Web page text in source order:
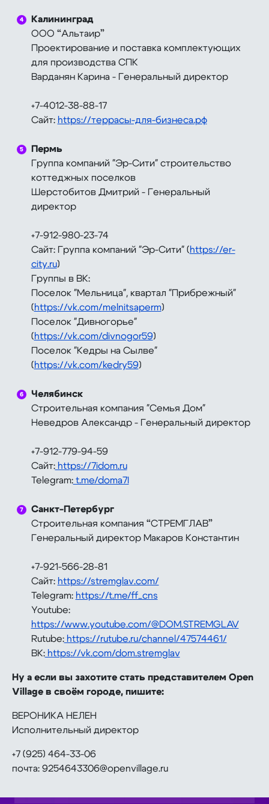
Калининград
ООО “Альтаир”
Проектирование и поставка комплектующих
для производства СПК
Варданян Карина - Генеральный директор
+7-4012-38-88-17
Сайт: https://террасы-для-бизнеса.рф
Пермь
Группа компаний "Эр-Сити" строительство
коттеджных поселков
Шерстобитов Дмитрий - Генеральный
директор
+7-912-980-23-74
Сайт: Группа компаний "Эр-Сити" (https://er-
city.ru)
Группы в ВК:
Поселок "Мельница", квартал "Прибрежный"
(https://vk.com/melnitsaperm)
Поселок "Дивногорье"
(https://vk.com/divnogor59)
Поселок "Кедры на Сылве"
(https://vk.com/kedry59)
Челябинск
Строительная компания "Семья Дом"
Неведров Александр - Генеральный директор
+7-912-779-94-59
Сайт:https://7idom.ru
Telegram:t.me/doma7I
Санкт-Петербург
Строительная компания “СТРЕМГЛАВ”
Генеральный директор Макаров Константин
+7-921-566-28-81
Сайт: https://stremglav.com/
Telegram: https://t.me/ff_cns
Youtube:
https://www.youtube.com/@DOM.STREMGLAV
Rutube:https://rutube.ru/channel/47574461/
ВК:https://vk.com/dom.stremglav
Ну а если вы захотите стать представителем Open
Village в своём городе, пишите:
ВЕРОНИКА НЕЛЕН
Исполнительный директор
+7 (925) 464-33-06
почта: 9254643306@openvillage.ru